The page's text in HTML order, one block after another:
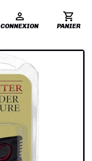
CONNEXION PANIER